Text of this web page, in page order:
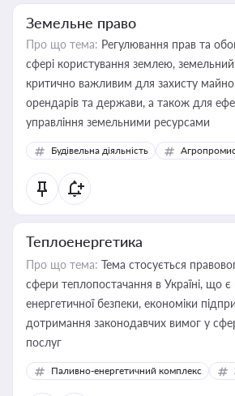
Земельне право
Про що тема: Регулювання прав та
сфері користування землею,
критично важливим для захисту
орендарів та держави, а також для
управління земельними ресурсами
Будівельна діяльність
Теплоенергетика
Про що тема: Тема стосується
сфери теплопостачання в Україні, що
енергетичної безпеки, економіки
дотримання законодавчих вимог у
послуг
Паливно-енергетичний комплекс